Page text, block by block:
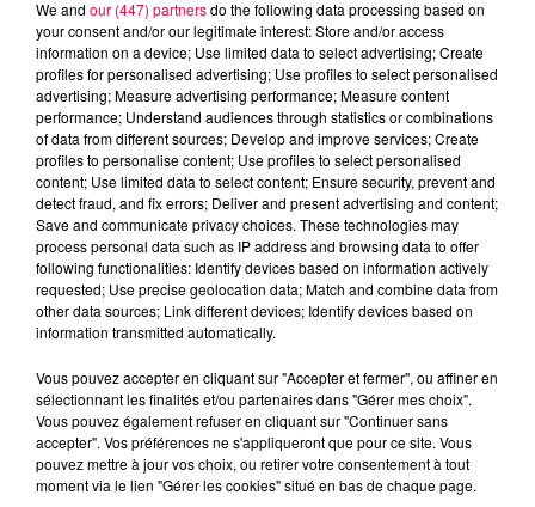
supplémentaire n’est trouvé rapidement. La CGT
évoque notamment le risque de nouvelles fermetures
de lits, l’épuisement des personnels et une perte de
chance pour les usagers.
LA CGT INTERPELLE L’ARS ET
APPELLE LA POPULATION À RÉAGIR
Dans son communiqué, le syndicat interpelle
directement l’ARS Grand Est : « comment l’agence
compte rendre les établissements plus attractifs
pour recruter médecins et remplaçants ? ».
conscience de « l’effondrement de l’hôpital public » et
réclame la réouverture de l’ensemble des capacités
de médecine.
« Jusqu’à quand la population de l’Ouest Vosgien
We and our (447) partnersdo the following data processing based on
your consent and/or our legitimate interest: Store and/or access
information on a device; Use limited data to select advertising; Create
profiles for personalised advertising; Use profiles to select personalised
advertising; Measure advertising performance; Measure content
performance; Understand audiences through statistics or combinations
of data from different sources; Develop and improve services; Create
profiles to personalise content; Use profiles to select personalised
content; Use limited data to select content; Ensure security, prevent and
detect fraud, and fix errors; Deliver and present advertising and content;
Save and communicate privacy choices. These technologies may
process personal data such as IP address and browsing data to offer
following functionalities: Identify devices based on information actively
requested; Use precise geolocation data; Match and combine data from
other data sources; Link different devices; Identify devices based on
information transmitted automatically.
Vous pouvez accepter en cliquant sur "Accepter et fermer", ou affiner en
sélectionnant les finalités et/ou partenaires dans "Gérer mes choix".
Vous pouvez également refuser en cliquant sur "Continuer sans
accepter". Vos préférences ne s'appliqueront que pour ce site. Vous
pouvez mettre à jour vos choix, ou retirer votre consentement à tout
moment via le lien "Gérer les cookies" situé en bas de chaque page.